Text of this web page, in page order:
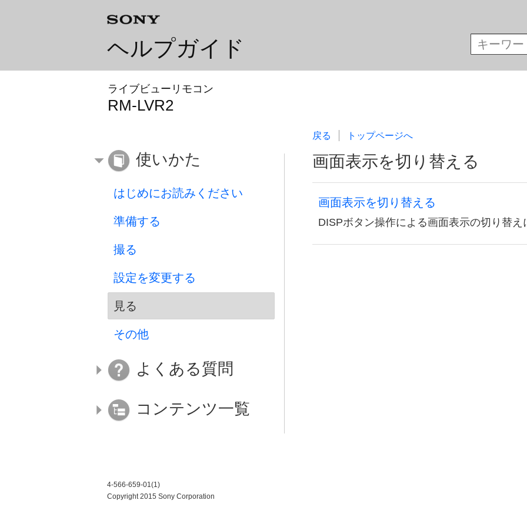
ヘルプガイド
ライブビューリモコン
RM-LVR2
戻る トップページへ
画面表示を切り替える
画面表示を切り替える
DISPボタン操作による画面表示の切り替え
使いかた
はじめにお読みください
準備する
撮る
設定を変更する
見る
その他
よくある質問
コンテンツ一覧
4-566-659-01(1)
Copyright 2015 Sony Corporation